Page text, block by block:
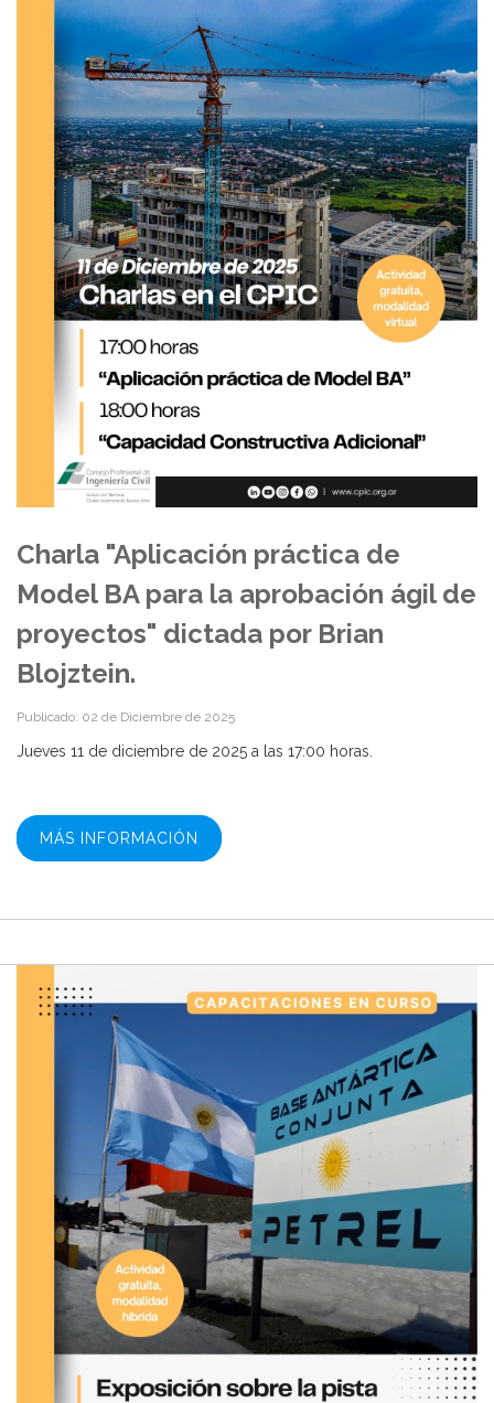
Charla "Aplicación práctica de
Model BA para la aprobación ágil de
proyectos" dictada por Brian
Blojztein.
Publicado: 02 de Diciembre de 2025
Jueves 11 de diciembre de 2025 a las 17:00 horas.
MÁS INFORMACIÓN